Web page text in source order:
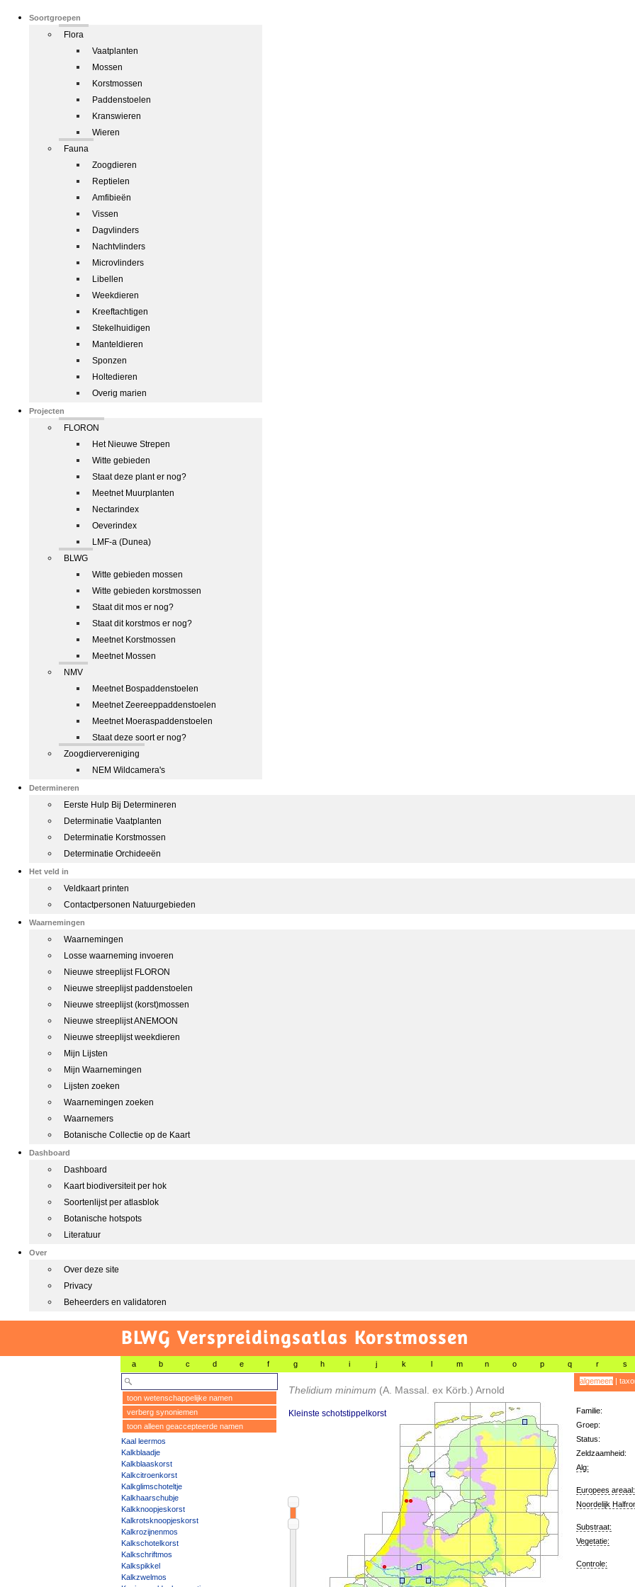
Soortgroepen
Flora
Vaatplanten
Mossen
Korstmossen
Paddenstoelen
Kranswieren
Wieren
Fauna
Zoogdieren
Reptielen
Amfibieën
Vissen
Dagvlinders
Nachtvlinders
Microvlinders
Libellen
Weekdieren
Kreeftachtigen
Stekelhuidigen
Manteldieren
Sponzen
Holtedieren
Overig marien
Projecten
FLORON
Het Nieuwe Strepen
Witte gebieden
Staat deze plant er nog?
Meetnet Muurplanten
Nectarindex
Oeverindex
LMF-a (Dunea)
BLWG
Witte gebieden mossen
Witte gebieden korstmossen
Staat dit mos er nog?
Staat dit korstmos er nog?
Meetnet Korstmossen
Meetnet Mossen
NMV
Meetnet Bospaddenstoelen
Meetnet Zeereeppaddenstoelen
Meetnet Moeraspaddenstoelen
Staat deze soort er nog?
Zoogdiervereniging
NEM Wildcamera's
Determineren
Eerste Hulp Bij Determineren
Determinatie Vaatplanten
Determinatie Korstmossen
Determinatie Orchideeën
Het veld in
Veldkaart printen
Contactpersonen Natuurgebieden
Waarnemingen
Waarnemingen
Losse waarneming invoeren
Nieuwe streeplijst FLORON
Nieuwe streeplijst paddenstoelen
Nieuwe streeplijst (korst)mossen
Nieuwe streeplijst ANEMOON
Nieuwe streeplijst weekdieren
Mijn Lijsten
Mijn Waarnemingen
Lijsten zoeken
Waarnemingen zoeken
Waarnemers
Botanische Collectie op de Kaart
Dashboard
Dashboard
Kaart biodiversiteit per hok
Soortenlijst per atlasblok
Botanische hotspots
Literatuur
Over
Over deze site
Privacy
Beheerders en validatoren
BLWG Verspreidingsatlas Korstmossen
a b c d e f g h i j k l m n o p q r s
toon wetenschappelijke namen
verberg synoniemen
toon alleen geaccepteerde namen
Kaal leermos
Kalkblaadje
Kalkblaaskorst
Kalkcitroenkorst
Kalkglimschoteltje
Kalkhaarschubje
Kalkknoopjeskorst
Kalkrotsknoopjeskorst
Kalkrozijnenmos
Kalkschotelkorst
Kalkschriftmos
Kalkspikkel
Kalkzwelmos
Thelidium minimum (A. Massal. ex Körb.) Arnold
Kleinste schotstippelkorst
algemeen|
Familie:
Groep:
Status:
Zeldzaamheid:
Alg:
Europees areaal:
Noordelijk
Substraat:
Vegetatie:
Controle: